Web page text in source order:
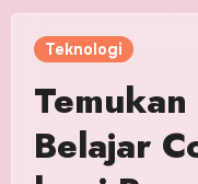
Teknologi
Belajar